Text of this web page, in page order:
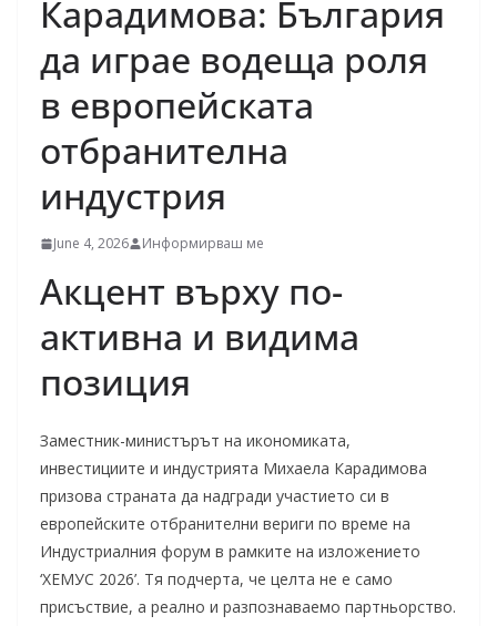
Карадимова: България
да играе водеща роля
в европейската
отбранителна
индустрия
June 4, 2026 Информирваш ме
Акцент върху по-
активна и видима
позиция
Заместник-министърът на икономиката,
инвестициите и индустрията Михаела Карадимова
призова страната да надгради участието си в
европейските отбранителни вериги по време на
Индустриалния форум в рамките на изложението
‘ХЕМУС 2026’. Тя подчерта, че целта не е само
присъствие, а реално и разпознаваемо партньорство.